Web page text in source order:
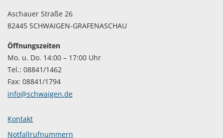
Aschauer Straße 26
82445 SCHWAIGEN-GRAFENASCHAU
Öffnungszeiten
Mo. u. Do. 14:00 – 17:00 Uhr
Tel.: 08841/1462
Fax: 08841/1794
info@schwaigen.de
Kontakt
Notfallrufnummern